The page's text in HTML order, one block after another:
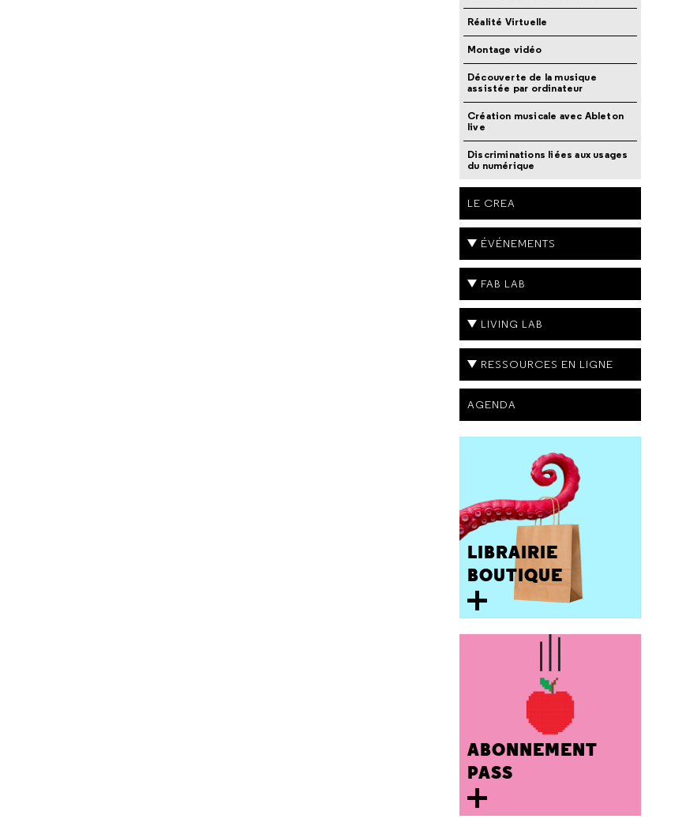
Réalité Virtuelle
Montage vidéo
Découverte de la musique
assistée par ordinateur
Création musicale avec Ableton
live
Discriminations liées aux usages
du numérique
LE CREA
ÉVÉNEMENTS
FAB LAB
LIVING LAB
RESSOURCES EN LIGNE
AGENDA
LIBRAIRIE
BOUTIQUE
ABONNEMENT
PASS